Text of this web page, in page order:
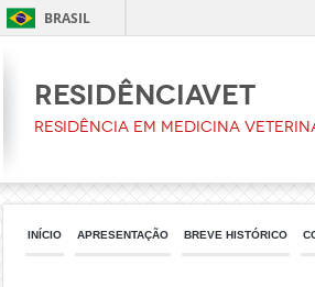
BRASIL
ResidênciaVet
Residência em Medicina
INÍCIO APRESENTAÇÃO BREVE HISTÓRICO